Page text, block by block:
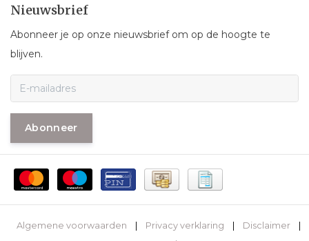
Nieuwsbrief
Abonneer je op onze nieuwsbrief om op de hoogte te
blijven.
Abonneer
Algemene voorwaarden Privacy verklaring Disclaimer